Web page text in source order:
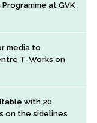
at GVK
media to
T-Works on
with 20
on the sidelines